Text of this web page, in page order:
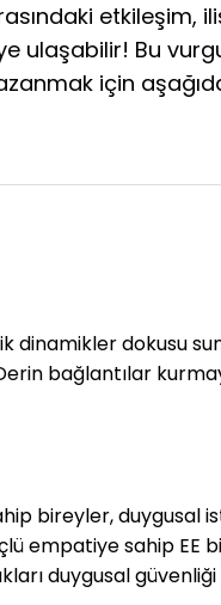
etkileşim,
ulaşabilir! Bu
için
dokusu
bağlantılar
bireyler, duygusal
empatiye sahip EE
duygusal